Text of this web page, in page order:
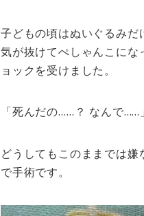
子どもの頃はぬいぐるみ
気が抜けてぺしゃんこに
ョックを受けました。
「死んだの……？ なんで……
どうしてもこのままでは
で手術です。